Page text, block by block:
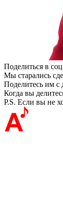
Поделиться в
Мы старались
Поделитесь им с
Когда вы
P.S. Если вы не